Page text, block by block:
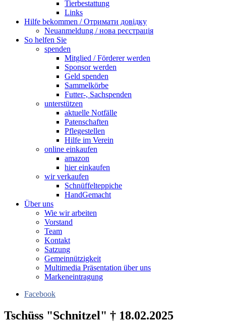
Tierbestattung
Links
Hilfe bekommen / Отримати довідку
Neuanmeldung / нова реєстрація
So helfen Sie
spenden
Mitglied / Förderer werden
Sponsor werden
Geld spenden
Sammelkörbe
Futter-, Sachspenden
unterstützen
aktuelle Notfälle
Patenschaften
Pflegestellen
Hilfe im Verein
online einkaufen
amazon
hier einkaufen
wir verkaufen
Schnüffelteppiche
HandGemacht
Über uns
Wie wir arbeiten
Vorstand
Team
Kontakt
Satzung
Gemeinnützigkeit
Multimedia Präsentation über uns
Markeneintragung
Facebook
Tschüss "Schnitzel" † 18.02.2025